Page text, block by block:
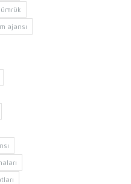
ajansı